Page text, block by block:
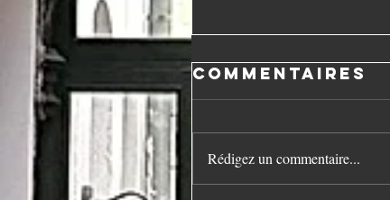
Commentaires
Rédigez un commentaire...